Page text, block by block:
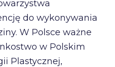
do wykonywania
W Polsce ważne
w Polskim
Plastycznej,